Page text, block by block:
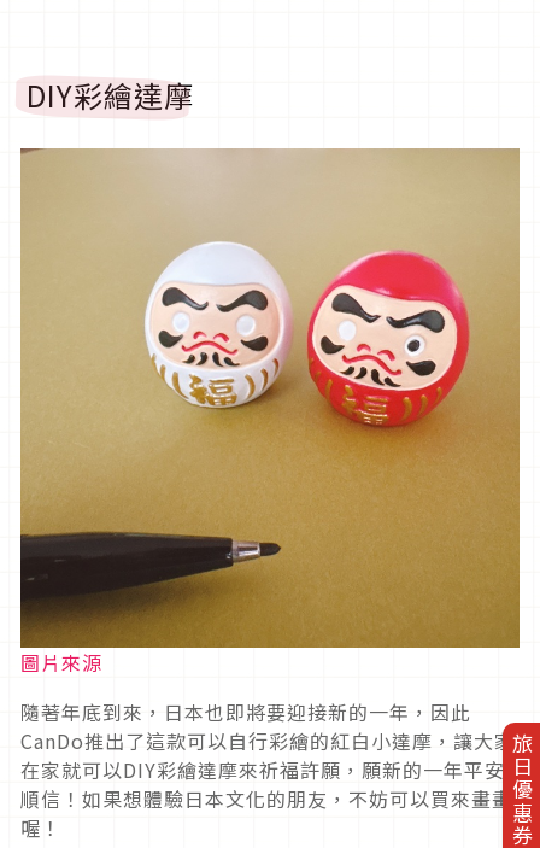
旅日優惠券
DIY彩繪達摩
圖片來源
隨著年底到來，日本也即將要迎接新的一年，因此
CanDo推出了這款可以自行彩繪的紅白小達摩，讓大家
在家就可以DIY彩繪達摩來祈福許願，願新的一年平安
順信！如果想體驗日本文化的朋友，不妨可以買來畫畫
喔！